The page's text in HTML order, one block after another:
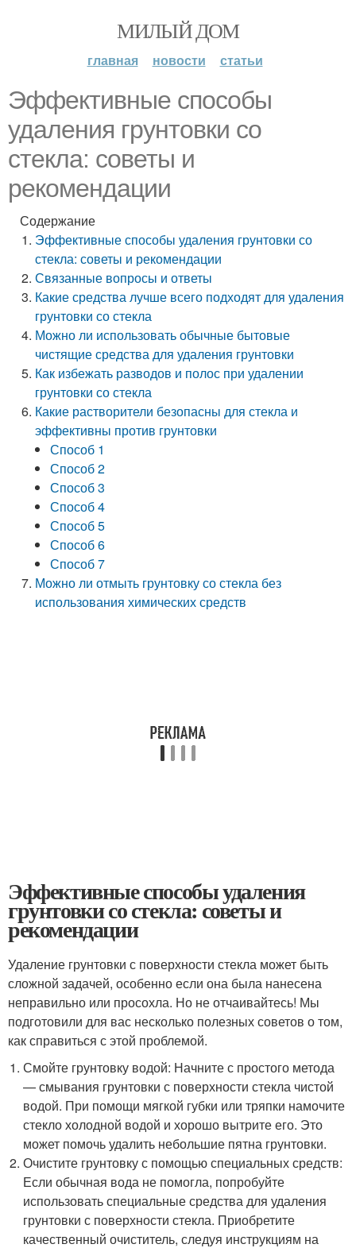
МИЛЫЙ ДОМ
главная новости статьи
Эффективные способы
удаления грунтовки со
стекла: советы и
рекомендации
Содержание
Эффективные способы удаления грунтовки со
стекла: советы и рекомендации
Связанные вопросы и ответы
Какие средства лучше всего подходят для удаления
грунтовки со стекла
Можно ли использовать обычные бытовые
чистящие средства для удаления грунтовки
Как избежать разводов и полос при удалении
грунтовки со стекла
Какие растворители безопасны для стекла и
эффективны против грунтовки
Способ 1
Способ 2
Способ 3
Способ 4
Способ 5
Способ 6
Способ 7
Можно ли отмыть грунтовку со стекла без
использования химических средств
Эффективные способы удаления
грунтовки со стекла: советы и
рекомендации
Удаление грунтовки с поверхности стекла может быть
сложной задачей, особенно если она была нанесена
неправильно или просохла. Но не отчаивайтесь! Мы
подготовили для вас несколько полезных советов о том,
как справиться с этой проблемой.
Смойте грунтовку водой: Начните с простого метода
— смывания грунтовки с поверхности стекла чистой
водой. При помощи мягкой губки или тряпки намочите
стекло холодной водой и хорошо вытрите его. Это
может помочь удалить небольшие пятна грунтовки.
Очистите грунтовку с помощью специальных средств:
Если обычная вода не помогла, попробуйте
использовать специальные средства для удаления
грунтовки с поверхности стекла. Приобретите
качественный очиститель, следуя инструкциям на